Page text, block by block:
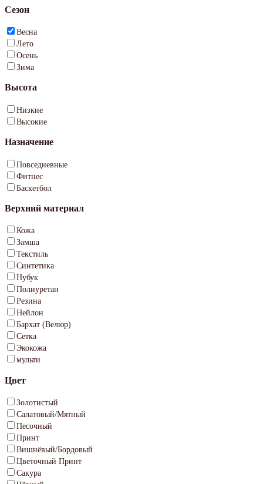
Сезон
Весна
Лето
Осень
Зима
Высота
Низкие
Высокие
Назначение
Повседневные
Фитнес
Баскетбол
Верхний материал
Кожа
Замша
Текстиль
Синтетика
Нубук
Полиуретан
Резина
Нейлон
Бархат (Велюр)
Сетка
Экокожа
мульти
Цвет
Золотистый
Салатовый/Мятный
Песочный
Принт
Вишнёвый/Бордовый
Цветочный Принт
Сакура